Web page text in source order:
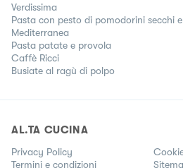
Verdissima
Pasta con pesto di pomodorini secchi
Mediterranea
Pasta patate e provola
Caffè Ricci
Busiate al ragù di polpo
AL.TA CUCINA
Privacy Policy
Termini e condizioni